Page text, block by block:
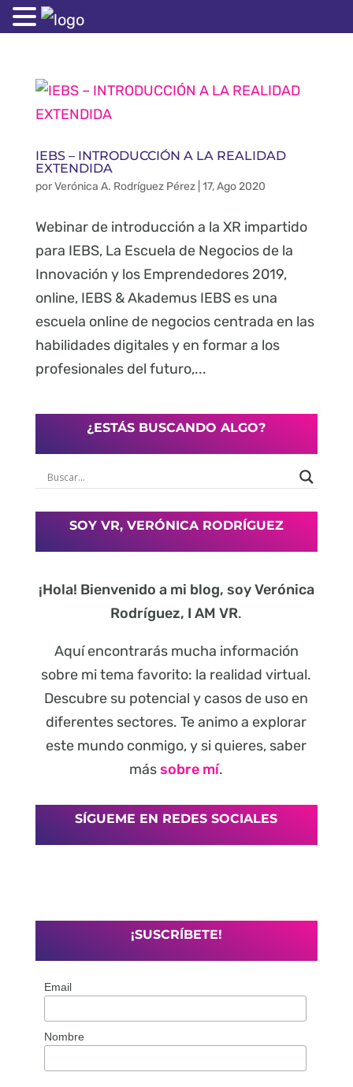
IEBS – INTRODUCCIÓN A LA REALIDAD
EXTENDIDA
porVerónica A. Rodríguez Pérez| 17, Ago 2020
Webinar de introducción a la XR impartido
para IEBS, La Escuela de Negocios de la
Innovación y los Emprendedores 2019,
online, IEBS & Akademus IEBS es una
escuela online de negocios centrada en las
habilidades digitales y en formar a los
profesionales del futuro,...
¿ESTÁS BUSCANDO ALGO?
SOY VR, VERÓNICA RODRÍGUEZ
¡Hola! Bienvenido a mi blog, soy Verónica
Rodríguez, I AM VR.
Aquí encontrarás mucha información
sobre mi tema favorito: la realidad virtual.
Descubre su potencial y casos de uso en
diferentes sectores. Te animo a explorar
este mundo conmigo, y si quieres, saber
mássobre mí.
SÍGUEME EN REDES SOCIALES
¡SUSCRÍBETE!
Email
Nombre